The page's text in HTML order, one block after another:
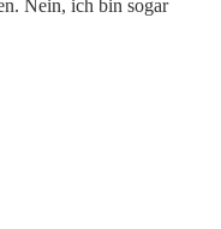
Nein, ich bin sogar